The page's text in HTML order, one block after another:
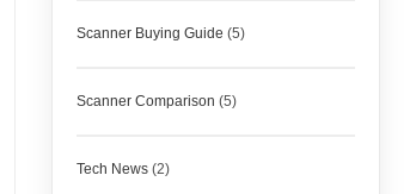
Scanner Buying Guide (5)
Scanner Comparison (5)
Tech News (2)